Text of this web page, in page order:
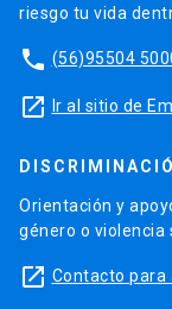
riesgo tu vida
phone (56)95504
launch Ir al sitio de
Orientación y
género o violencia
launch Contacto para